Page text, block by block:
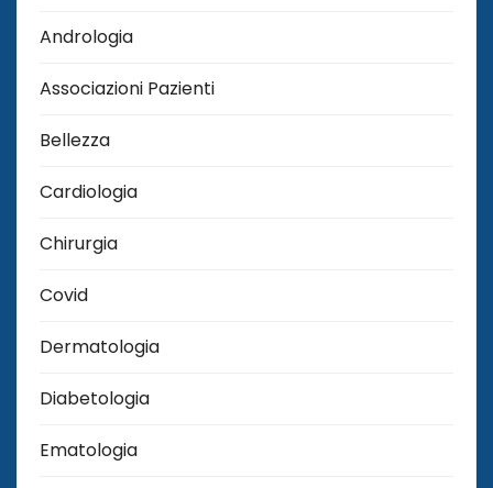
Andrologia
Associazioni Pazienti
Bellezza
Cardiologia
Chirurgia
Covid
Dermatologia
Diabetologia
Ematologia